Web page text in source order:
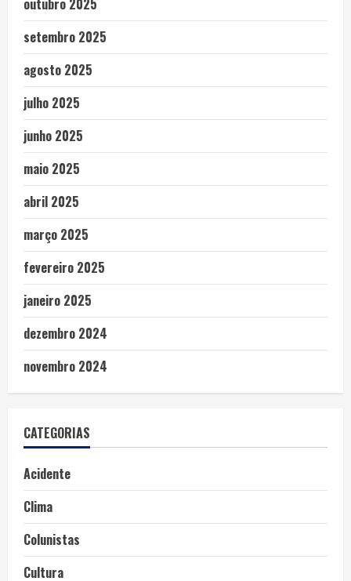
setembro 2025
agosto 2025
julho 2025
junho 2025
maio 2025
abril 2025
março 2025
fevereiro 2025
janeiro 2025
dezembro 2024
novembro 2024
CATEGORIAS
Acidente
Clima
Colunistas
Cultura